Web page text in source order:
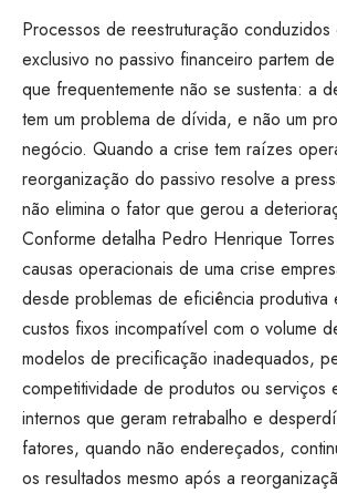
Processos de reestruturação
exclusivo no passivo financeiro partem
que frequentemente não se sustenta: a
tem um problema de dívida, e não um
negócio. Quando a crise tem raízes
reorganização do passivo resolve a
não elimina o fator que gerou a
Conforme detalha Pedro Henrique
causas operacionais de uma crise
desde problemas de eficiência produtiva
custos fixos incompatível com o volume
modelos de precificação inadequados,
competitividade de produtos ou serviços
internos que geram retrabalho e
fatores, quando não endereçados,
os resultados mesmo após a